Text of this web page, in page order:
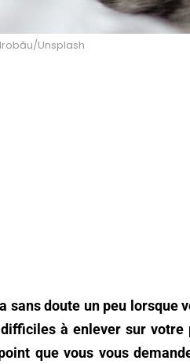
Unsplash
doute un peu lorsque
à enlever sur votre
que vous vous